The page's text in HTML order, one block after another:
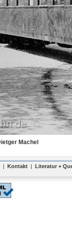
Machel
| Kontakt | Literatur +